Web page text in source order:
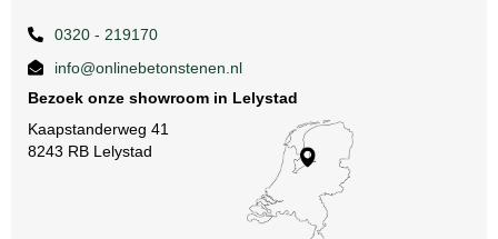
0320 - 219170
info@onlinebetonstenen.nl
Bezoek onze showroom in Lelystad
Kaapstanderweg 41
8243 RB Lelystad